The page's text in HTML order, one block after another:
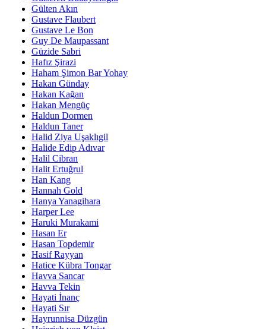
Gülten Akın
Gustave Flaubert
Gustave Le Bon
Guy De Maupassant
Güzide Sabri
Hafız Şirazi
Haham Şimon Bar Yohay
Hakan Günday
Hakan Kağan
Hakan Mengüç
Haldun Dormen
Haldun Taner
Halid Ziya Uşaklıgil
Halide Edip Adıvar
Halil Cibran
Halit Ertuğrul
Han Kang
Hannah Gold
Hanya Yanagihara
Harper Lee
Haruki Murakami
Hasan Er
Hasan Topdemir
Hasif Rayyan
Hatice Kübra Tongar
Havva Sancar
Havva Tekin
Hayati İnanç
Hayati Sır
Hayrunnisa Düzgün